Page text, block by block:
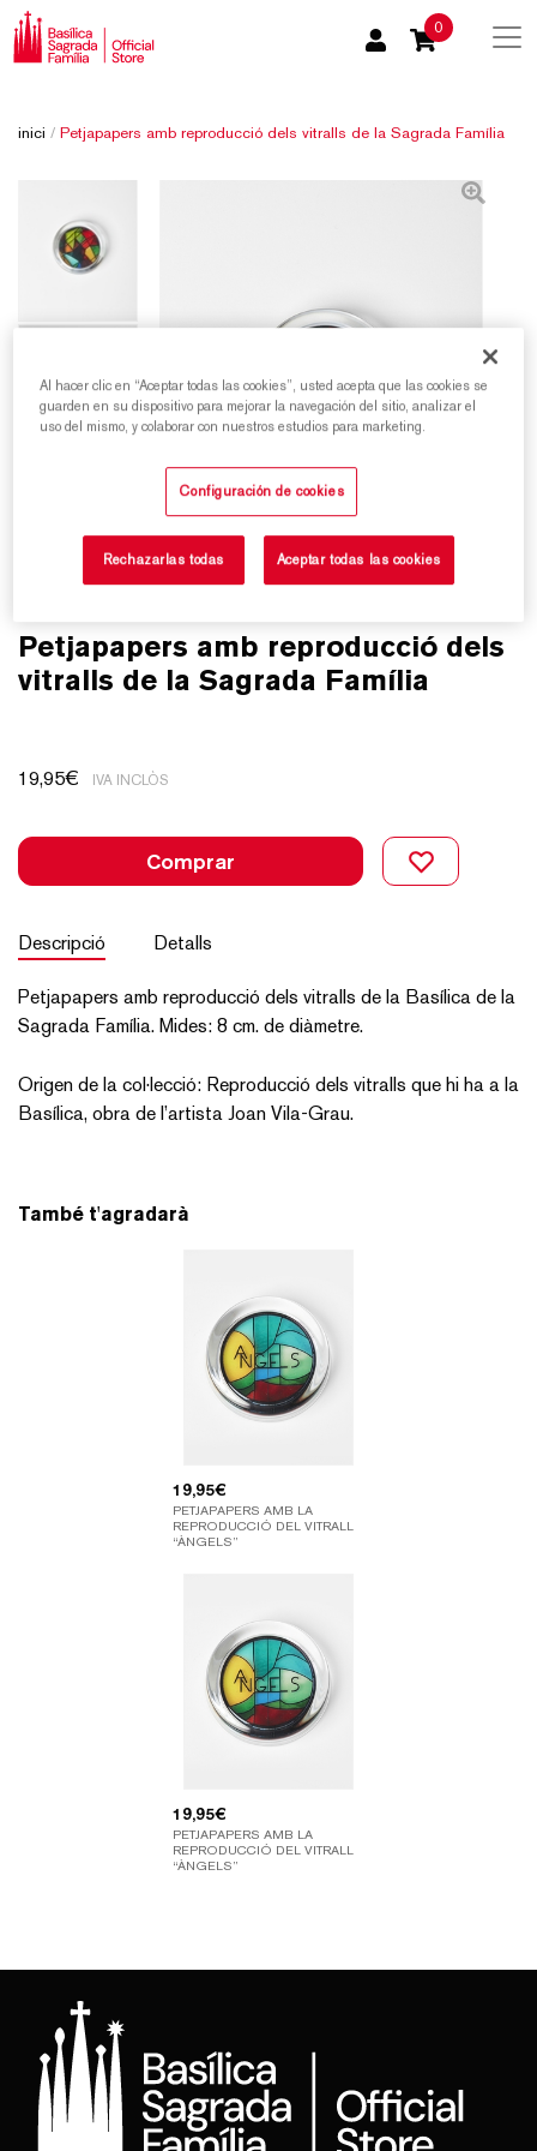
0
inici / Petjapapers amb reproducció dels vitralls de la Sagrada Família
Petjapapers amb reproducció dels
vitralls de la Sagrada Família
19,95€ IVA INCLÒS
Comprar
Descripció Detalls
Petjapapers amb reproducció dels vitralls de la Basílica de la
Sagrada Família. Mides: 8 cm. de diàmetre.
Origen de la col·lecció: Reproducció dels vitralls que hi ha a la
Basílica, obra de l’artista Joan Vila-Grau.
També t'agradarà
19,95€
PETJAPAPERS AMB LA
REPRODUCCIÓ DEL VITRALL
“ÀNGELS”
19,95€
PETJAPAPERS AMB LA
REPRODUCCIÓ DEL VITRALL
“ÀNGELS”
Al hacer clic en “Aceptar todas las cookies”, usted acepta que las cookies se
guarden en su dispositivo para mejorar la navegación del sitio, analizar el
uso del mismo, y colaborar con nuestros estudios para marketing.
Configuración de cookies
Rechazarlas todas Aceptar todas las cookies